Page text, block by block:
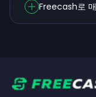
Freecash로